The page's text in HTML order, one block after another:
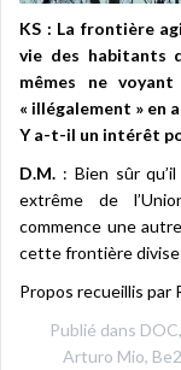
KS : La frontière
vie des habitants
mêmes ne
« illégalement » en
Y a-t-il un intérêt
D.M. : Bien sûr
extrême de
commence une
cette frontière
Propos recueillis par
Publié dans DOC,
Arturo Mio,